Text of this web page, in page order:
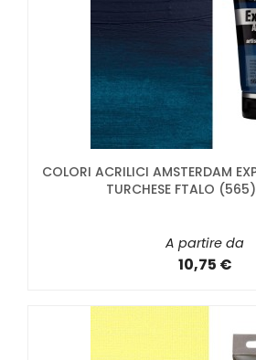
COLORI ACRILICI AMSTERDAM
TURCHESE FTALO
A partire da
10,75 €